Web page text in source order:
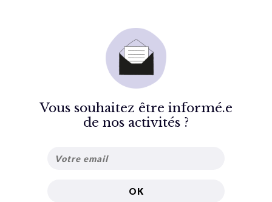
Vous souhaitez être informé.e
de nos activités ?